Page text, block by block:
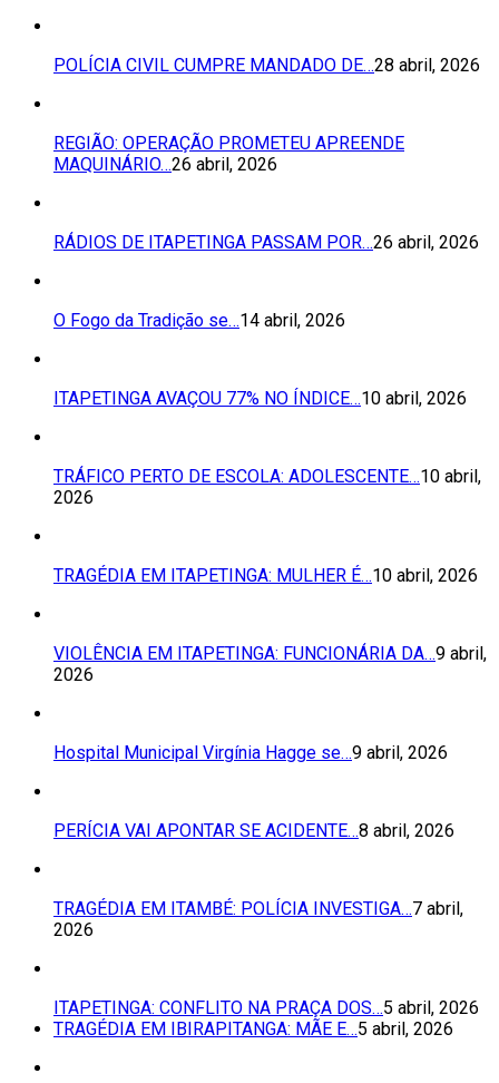
POLÍCIA CIVIL CUMPRE MANDADO DE…28 abril, 2026
REGIÃO: OPERAÇÃO PROMETEU APREENDE
MAQUINÁRIO…26 abril, 2026
RÁDIOS DE ITAPETINGA PASSAM POR…26 abril, 2026
O Fogo da Tradição se…14 abril, 2026
ITAPETINGA AVAÇOU 77% NO ÍNDICE…10 abril, 2026
TRÁFICO PERTO DE ESCOLA: ADOLESCENTE…10 abril,
2026
TRAGÉDIA EM ITAPETINGA: MULHER É…10 abril, 2026
VIOLÊNCIA EM ITAPETINGA: FUNCIONÁRIA DA…9 abril,
2026
Hospital Municipal Virgínia Hagge se…9 abril, 2026
PERÍCIA VAI APONTAR SE ACIDENTE…8 abril, 2026
TRAGÉDIA EM ITAMBÉ: POLÍCIA INVESTIGA…7 abril,
2026
ITAPETINGA: CONFLITO NA PRAÇA DOS…5 abril, 2026
TRAGÉDIA EM IBIRAPITANGA: MÃE E…5 abril, 2026